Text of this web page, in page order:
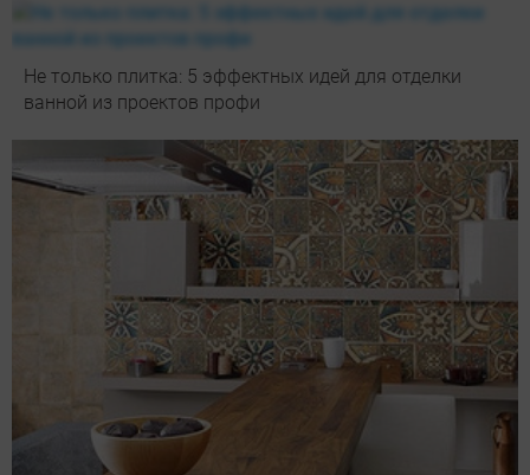
Не только плитка: 5 эффектных идей для отделки
ванной из проектов профи